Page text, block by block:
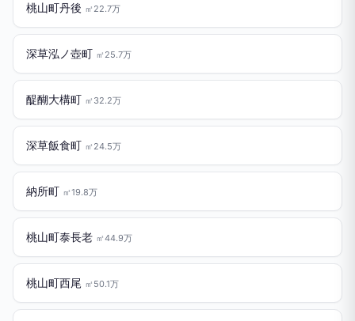
桃山町丹後 ㎡22.7万
深草泓ノ壺町 ㎡25.7万
醍醐大構町 ㎡32.2万
深草飯食町 ㎡24.5万
納所町 ㎡19.8万
桃山町泰長老 ㎡44.9万
桃山町西尾 ㎡50.1万